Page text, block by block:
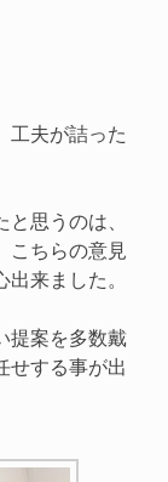
工夫が詰った
思うのは、
こちらの意見
来ました。
提案を多数戴
せする事が出